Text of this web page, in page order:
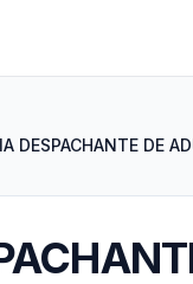
DESPACHANTE DE